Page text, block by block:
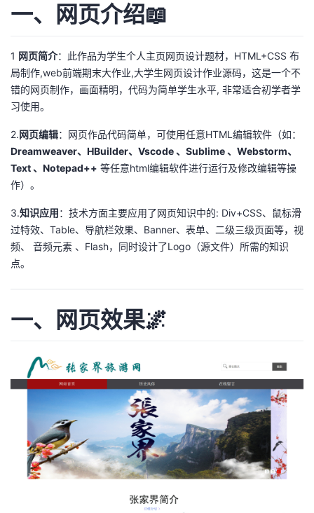
动
关
注
开
发
者
我
程
认
证
的
实
我
的
的
Programs
我
的
持
我
的
支
持
我
声
建
一、网页介绍📖
1 网页简介：此作品为学生个人主页网页设计题材，HTML+CSS 布
局制作,web前端期末大作业,大学生网页设计作业源码，这是一个不
错的网页制作，画面精明，代码为简单学生水平, 非常适合初学者学
习使用。
2.网页编辑：网页作品代码简单，可使用任意HTML编辑软件（如：
Dreamweaver、HBuilder、Vscode 、Sublime 、Webstorm、
Text 、Notepad++ 等任意html编辑软件进行运行及修改编辑等操
作）。
3.知识应用：技术方面主要应用了网页知识中的: Div+CSS、鼠标滑
过特效、Table、导航栏效果、Banner、表单、二级三级页面等，视
频、 音频元素 、Flash，同时设计了Logo（源文件）所需的知识
点。
一、网页效果🌌